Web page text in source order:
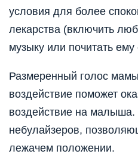
условия для более
лекарства (включить
музыку или почитать ему
Размеренный голос
воздействие поможет
воздействие на
небулайзеров,
лежачем положении.